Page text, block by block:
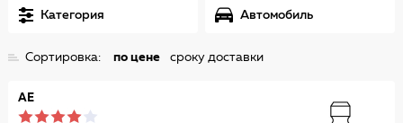
Категория Автомобиль
Сортировка: по цене сроку доставки
AE